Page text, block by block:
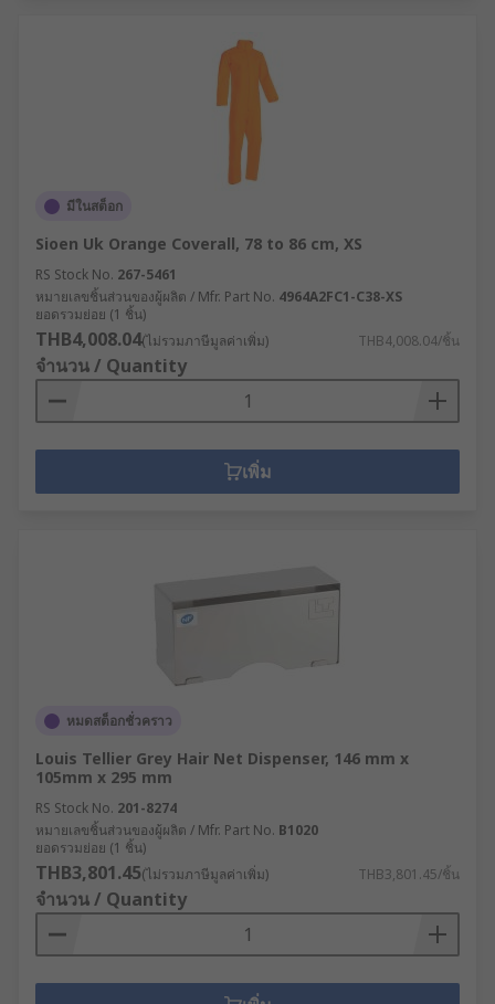
มีในสต็อก
Sioen Uk Orange Coverall, 78 to 86 cm, XS
RS Stock No. 267-5461
หมายเลขชิ้นส่วนของผู้ผลิต / Mfr. Part No. 4964A2FC1-C38-XS
ยอดรวมย่อย (1 ชิ้น)
THB4,008.04(ไม่รวมภาษีมูลค่าเพิ่ม) THB4,008.04/ชิ้น
จำนวน / Quantity
เพิ่ม
หมดสต็อกชั่วคราว
Louis Tellier Grey Hair Net Dispenser, 146 mm x
105mm x 295 mm
RS Stock No. 201-8274
หมายเลขชิ้นส่วนของผู้ผลิต / Mfr. Part No. B1020
ยอดรวมย่อย (1 ชิ้น)
THB3,801.45(ไม่รวมภาษีมูลค่าเพิ่ม) THB3,801.45/ชิ้น
จำนวน / Quantity